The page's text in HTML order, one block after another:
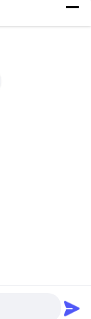
EM 2024 전자
을 통해 자기